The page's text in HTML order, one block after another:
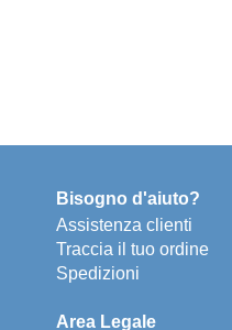
Bisogno d'aiuto?
Assistenza clienti
Traccia il tuo ordine
Spedizioni
Area Legale